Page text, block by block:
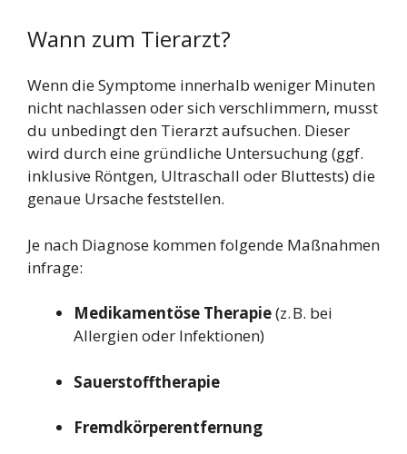
Wann zum Tierarzt?
Wenn die Symptome innerhalb weniger Minuten
nicht nachlassen oder sich verschlimmern, musst
du unbedingt den Tierarzt aufsuchen. Dieser
wird durch eine gründliche Untersuchung (ggf.
inklusive Röntgen, Ultraschall oder Bluttests) die
genaue Ursache feststellen.
Je nach Diagnose kommen folgende Maßnahmen
infrage:
Medikamentöse Therapie(z. B. bei
Allergien oder Infektionen)
Sauerstofftherapie
Fremdkörperentfernung